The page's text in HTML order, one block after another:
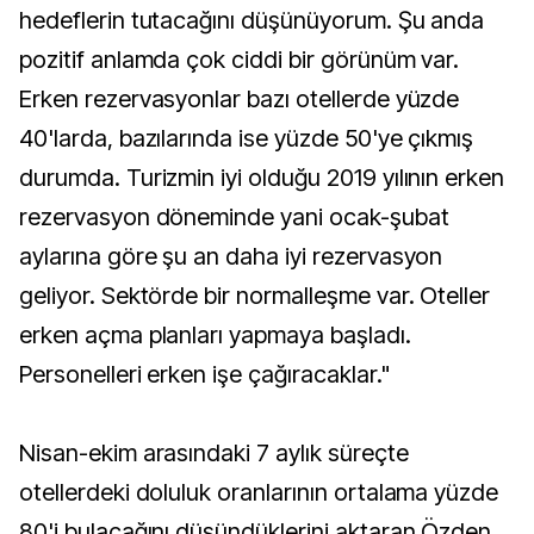
hedeflerin tutacağını düşünüyorum. Şu anda
pozitif anlamda çok ciddi bir görünüm var.
Erken rezervasyonlar bazı otellerde yüzde
40'larda, bazılarında ise yüzde 50'ye çıkmış
durumda. Turizmin iyi olduğu 2019 yılının erken
rezervasyon döneminde yani ocak-şubat
aylarına göre şu an daha iyi rezervasyon
geliyor. Sektörde bir normalleşme var. Oteller
erken açma planları yapmaya başladı.
Personelleri erken işe çağıracaklar."
Nisan-ekim arasındaki 7 aylık süreçte
otellerdeki doluluk oranlarının ortalama yüzde